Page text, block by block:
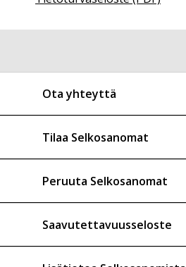
Ota yhteyttä
Tilaa Selkosanomat
Peruuta Selkosanomat
Saavutettavuusseloste